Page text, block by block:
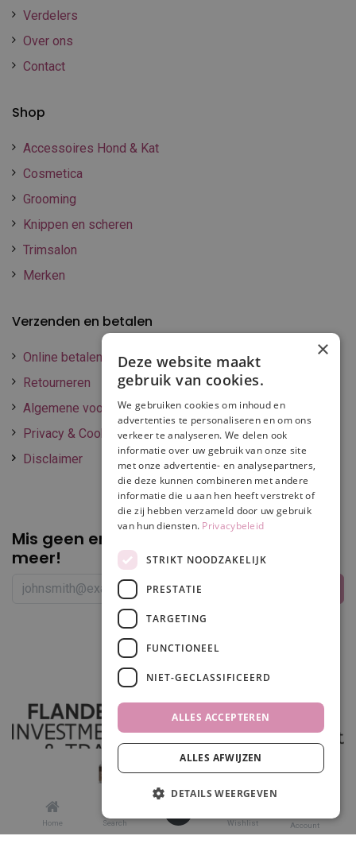
In winkelwagen
Home Search
0
Wishlist Account
Verdelers
Over ons
Contact
Shop
Accessoires Hond & Kat
Cosmetica
Grooming
Knippen en scheren
Trimsalon
Merken
Verzenden en betalen
Online betalen
Retourneren
Algemene voorwaarden
Privacy & Cookie policy
Disclaimer
Mis geen enkele
promotie of korting
meer!
×
Deze website maakt
gebruik van cookies.
We gebruiken cookies om inhoud en
advertenties te personaliseren en om ons
verkeer te analyseren. We delen ook
informatie over uw gebruik van onze site
met onze advertentie- en analysepartners,
die deze kunnen combineren met andere
informatie die u aan hen heeft verstrekt of
die zij hebben verzameld door uw gebruik
van hun diensten. Privacybeleid
STRIKT NOODZAKELIJK
PRESTATIE
TARGETING
FUNCTIONEEL
NIET-GECLASSIFICEERD
ALLES ACCEPTEREN
ALLES AFWIJZEN
DETAILS WEERGEVEN